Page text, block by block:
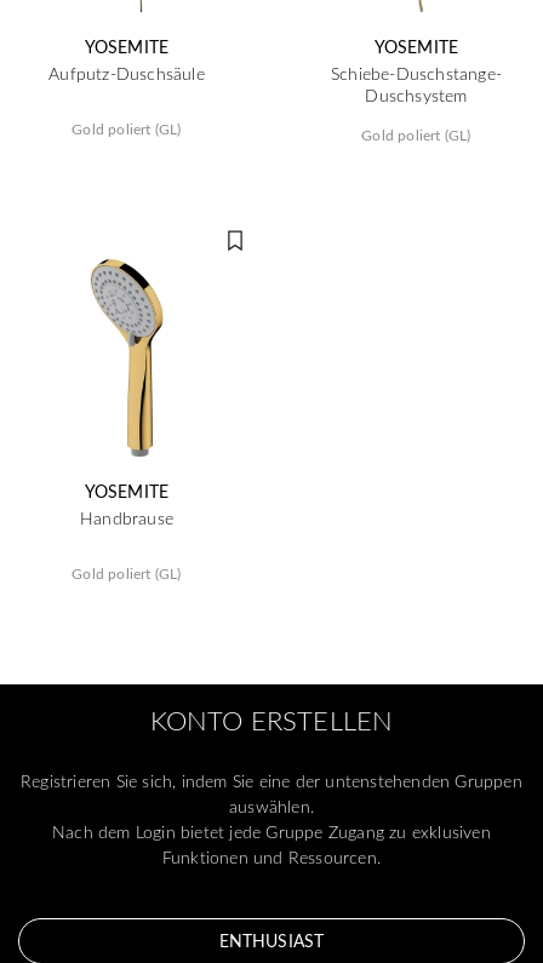
YOSEMITE
Aufputz-Duschsäule
Gold poliert (GL)
YOSEMITE
Schiebe-Duschstange-
Duschsystem
Gold poliert (GL)
YOSEMITE
Handbrause
Gold poliert (GL)
KONTO ERSTELLEN
Registrieren Sie sich, indem Sie eine der untenstehenden Gruppen
auswählen.
Nach dem Login bietet jede Gruppe Zugang zu exklusiven
Funktionen und Ressourcen.
ENTHUSIAST